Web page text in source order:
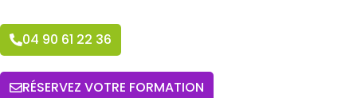
04 90 61 22 36
RÉSERVEZ VOTRE FORMATION